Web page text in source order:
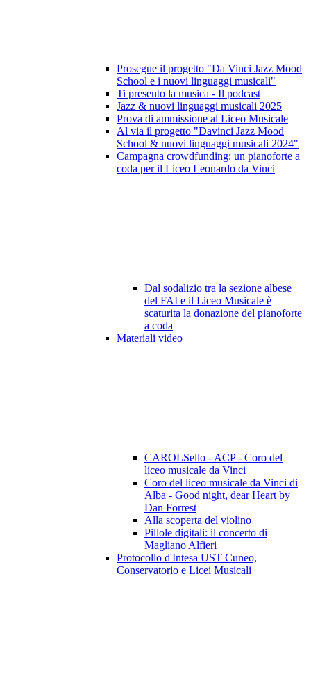
Prosegue il progetto "Da Vinci Jazz Mood
School e i nuovi linguaggi musicali"
Ti presento la musica - Il podcast
Jazz & nuovi linguaggi musicali 2025
Prova di ammissione al Liceo Musicale
Al via il progetto "Davinci Jazz Mood
School & nuovi linguaggi musicali 2024"
Campagna crowdfunding: un pianoforte a
coda per il Liceo Leonardo da Vinci
Dal sodalizio tra la sezione albese
del FAI e il Liceo Musicale è
scaturita la donazione del pianoforte
a coda
Materiali video
CAROLSello - ACP - Coro del
liceo musicale da Vinci
Coro del liceo musicale da Vinci di
Alba - Good night, dear Heart by
Dan Forrest
Alla scoperta del violino
Pillole digitali: il concerto di
Magliano Alfieri
Protocollo d'Intesa UST Cuneo,
Conservatorio e Licei Musicali